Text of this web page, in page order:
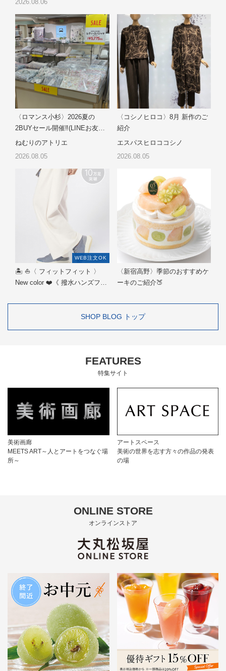
SHOP BLOG トップ
FEATURES
特集サイト
美術画廊
MEETS ART～人とアートをつなぐ場
所～
アートスペース
美術の世界を志す方々の作品の発表
の場
ONLINE STORE
オンラインストア